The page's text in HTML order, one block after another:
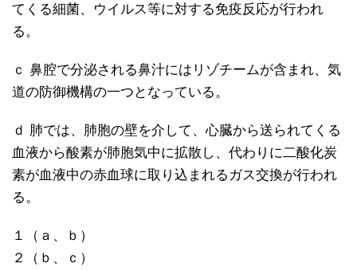
てくる細菌、ウイルス等に対する免疫反応が行われ
る。
ｃ 鼻腔で分泌される鼻汁にはリゾチームが含まれ、気
道の防御機構の一つとなっている。
ｄ 肺では、肺胞の壁を介して、心臓から送られてくる
血液から酸素が肺胞気中に拡散し、代わりに二酸化炭
素が血液中の赤血球に取り込まれるガス交換が行われ
る。
１（ａ、ｂ）
２（ｂ、ｃ）